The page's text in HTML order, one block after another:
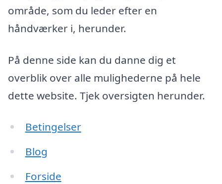
område, som du leder efter en
håndværker i, herunder.
På denne side kan du danne dig et
overblik over alle mulighederne på hele
dette website. Tjek oversigten herunder.
Betingelser
Blog
Forside